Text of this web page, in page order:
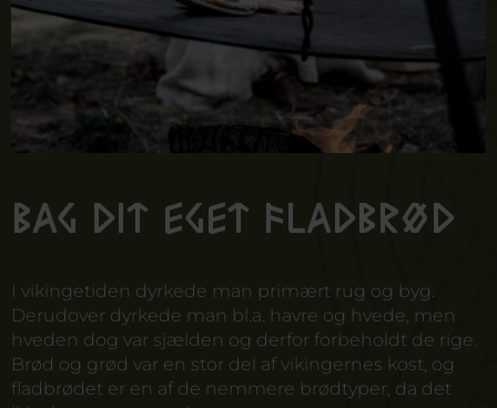
Bag dit eget fladbrød
I vikingetiden dyrkede man primært rug og byg.
Derudover dyrkede man bl.a. havre og hvede, men
hveden dog var sjælden og derfor forbeholdt de rige.
Brød og grød var en stor del af vikingernes kost, og
fladbrødet er en af de nemmere brødtyper, da det